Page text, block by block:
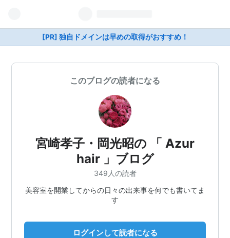
[PR] 独自ドメインは早めの取得がおすすめ！
このブログの読者になる
宮崎孝子・岡光昭の 「 Azur
hair 」ブログ
349人の読者
美容室を開業してからの日々の出来事を何でも書いてま
す
ログインして読者になる